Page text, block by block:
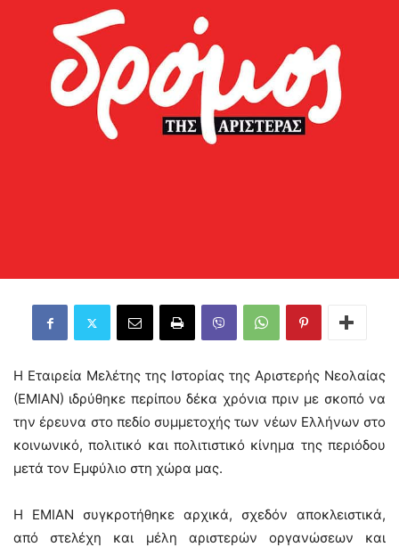
Η Εταιρεία Μελέτης της Ιστορίας της Αριστερής Νεολαίας
(ΕΜΙΑΝ) ιδρύθηκε περίπου δέκα χρόνια πριν με σκοπό να
την έρευνα στο πεδίο συμμετοχής των νέων Ελλήνων στο
κοινωνικό, πολιτικό και πολιτιστικό κίνημα της περιόδου
μετά τον Εμφύλιο στη χώρα μας.
Η ΕΜΙΑΝ συγκροτήθηκε αρχικά, σχεδόν αποκλειστικά,
από στελέχη και μέλη αριστερών οργανώσεων και